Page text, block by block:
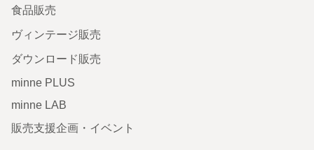
食品販売
ヴィンテージ販売
ダウンロード販売
minne PLUS
minne LAB
販売支援企画・イベント